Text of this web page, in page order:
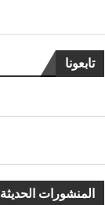
تابعونا
المنشورات الحديثة